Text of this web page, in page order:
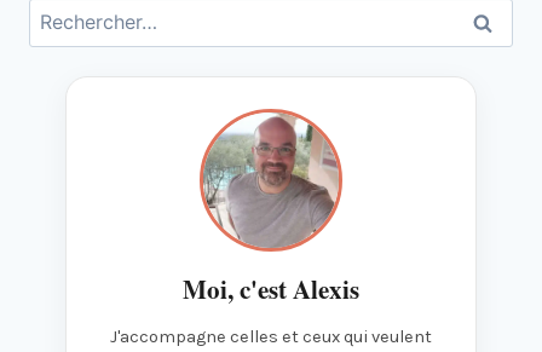
Rechercher :
Moi, c'est Alexis
J'accompagne celles et ceux qui veulent